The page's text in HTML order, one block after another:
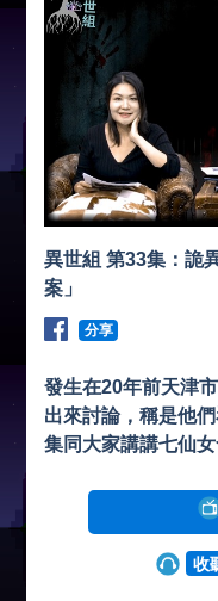
異世組 第33集：詭
案」
分享
發生在20年前天津
出來討論，稱是他
集同大家講講七仙女
收